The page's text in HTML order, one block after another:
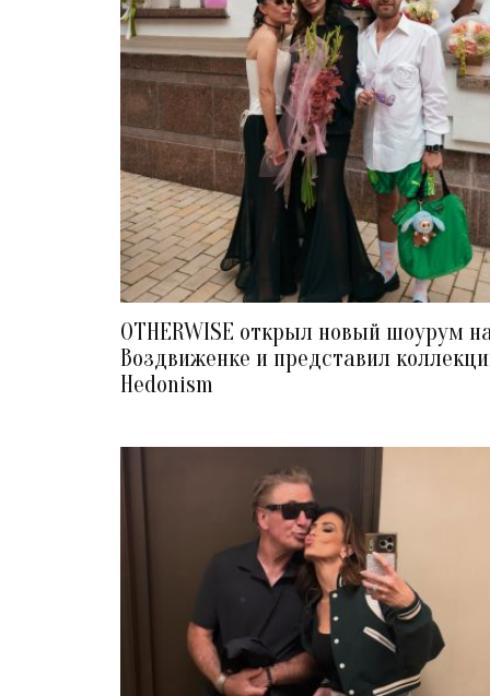
OTHERWISE открыл новый шоурум
Воздвиженке и представил
Hedonism